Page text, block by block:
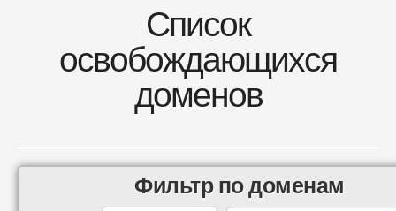
Список
освобождающихся
доменов
Фильтр по доменам